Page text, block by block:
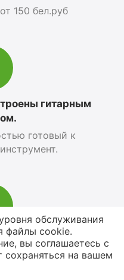
150 бел.руб
гитарным
готовый к
наименований
обслуживания
файлы cookie.
вы соглашаетесь с
на вашем